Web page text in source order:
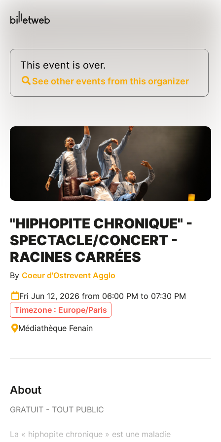
This event is over.
See other events from this organizer
"HIPHOPITE CHRONIQUE" -
SPECTACLE/CONCERT -
RACINES CARRÉES
By Coeur d'Ostrevent Agglo
Fri Jun 12, 2026 from 06:00 PM to 07:30 PM
Timezone : Europe/Paris
Médiathèque Fenain
About
GRATUIT - TOUT PUBLIC
La « hiphopite chronique » est une maladie